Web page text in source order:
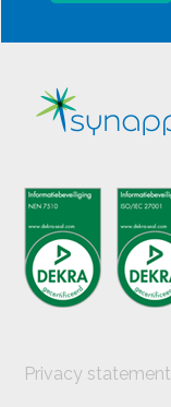
Privacy statement